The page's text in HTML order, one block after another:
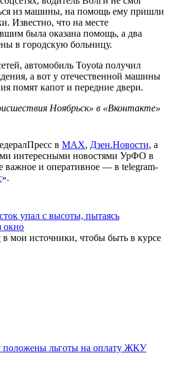
из машины, на помощь ему пришли
Известно, что на месте
была оказана помощь, а два
в городскую больницу.
автомобиль Toyota получил
а вот у отечественной машины
помят капот и передние двери.
Ноябрьск» в «Вконтакте»
в МАХ, Дзен.Новости, а
интересными новостями УрФО в
важное и оперативное — в telegram-
».
упал с высоты, пытаясь
окно
в мои источники, чтобы быть в курсе
положены льготы на оплату ЖКУ